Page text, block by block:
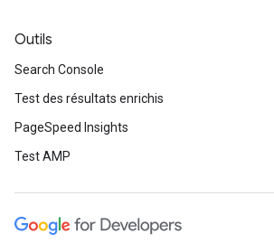
Outils
Search Console
Test des résultats enrichis
PageSpeed Insights
Test AMP